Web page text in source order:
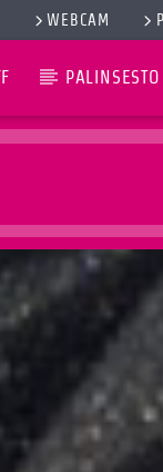
WEBCAM
PALINSESTO